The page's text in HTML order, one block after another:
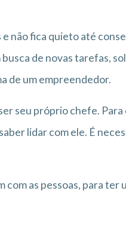
não fica quieto até
de novas tarefas,
de um empreendedor.
seu próprio chefe.
lidar com ele. É
as pessoas, para ter